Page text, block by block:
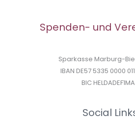
Spenden- und
Sparkasse Marburg-
IBAN DE57 5335 0000
BIC
Social